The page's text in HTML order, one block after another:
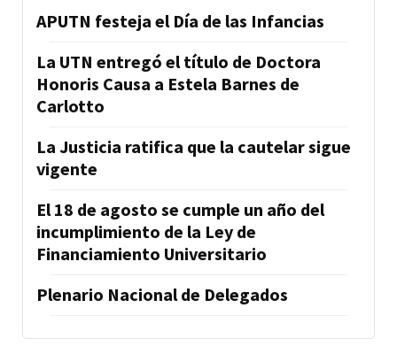
APUTN festeja el Día de las Infancias
La UTN entregó el título de Doctora
Honoris Causa a Estela Barnes de
Carlotto
La Justicia ratifica que la cautelar sigue
vigente
El 18 de agosto se cumple un año del
incumplimiento de la Ley de
Financiamiento Universitario
Plenario Nacional de Delegados